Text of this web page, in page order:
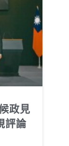
政見
評論